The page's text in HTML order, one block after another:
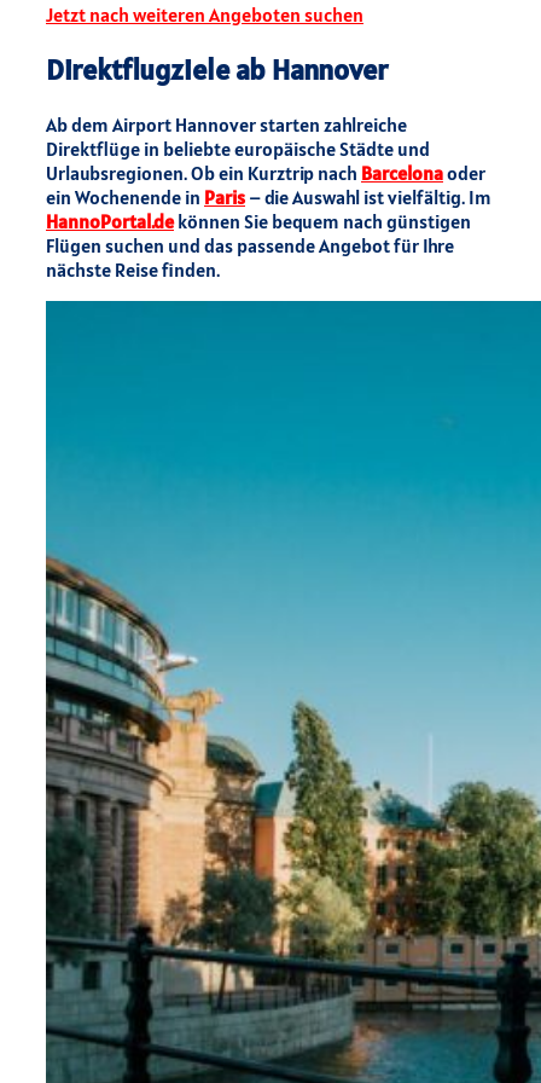
Jetzt nach weiteren Angeboten suchen
Direktflugziele ab Hannover
Ab dem Airport Hannover starten zahlreiche
Direktflüge in beliebte europäische Städte und
Urlaubsregionen. Ob ein Kurztrip nach Barcelonaoder
ein Wochenende in Paris – die Auswahl ist vielfältig. Im
HannoPortal.dekönnen Sie bequem nach günstigen
Flügen suchen und das passende Angebot für Ihre
nächste Reise finden.